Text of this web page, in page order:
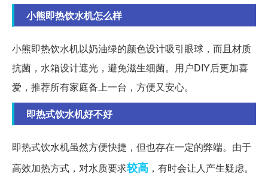
小熊即热饮水机怎么样
小熊即热饮水机以奶油绿的颜色设计吸引眼球，而且材质
抗菌，水箱设计遮光，避免滋生细菌。用户DIY后更加喜
爱，推荐所有家庭备上一台，方便又安心。
即热式饮水机好不好
即热式饮水机虽然方便快捷，但也存在一定的弊端。由于
高效加热方式，对水质要求较高 ，有时会让人产生疑虑。